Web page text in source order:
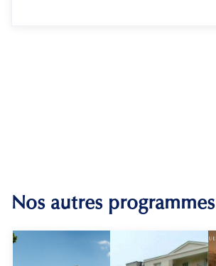
Nos autres programmes